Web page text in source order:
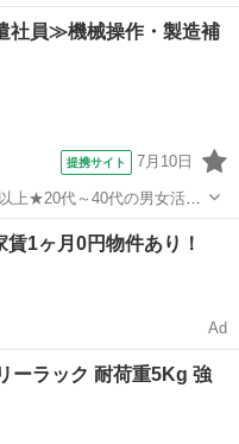
までの間でお願いいたしま
出品初日を過ぎたら...
商品
社員≫機械操作・製造補
提携サイト 7月10日
上★20代～40代の男女活躍
ー通勤OK＆無料駐車場完
郡大和町》 人気の工
賃1ヶ月0円物件あり！
Ad
ーラック 耐荷重5Kg 強